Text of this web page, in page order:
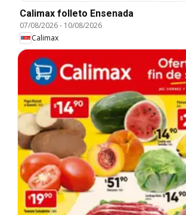
Calimax folleto Ensenada
07/08/2026- 10/08/2026
Calimax